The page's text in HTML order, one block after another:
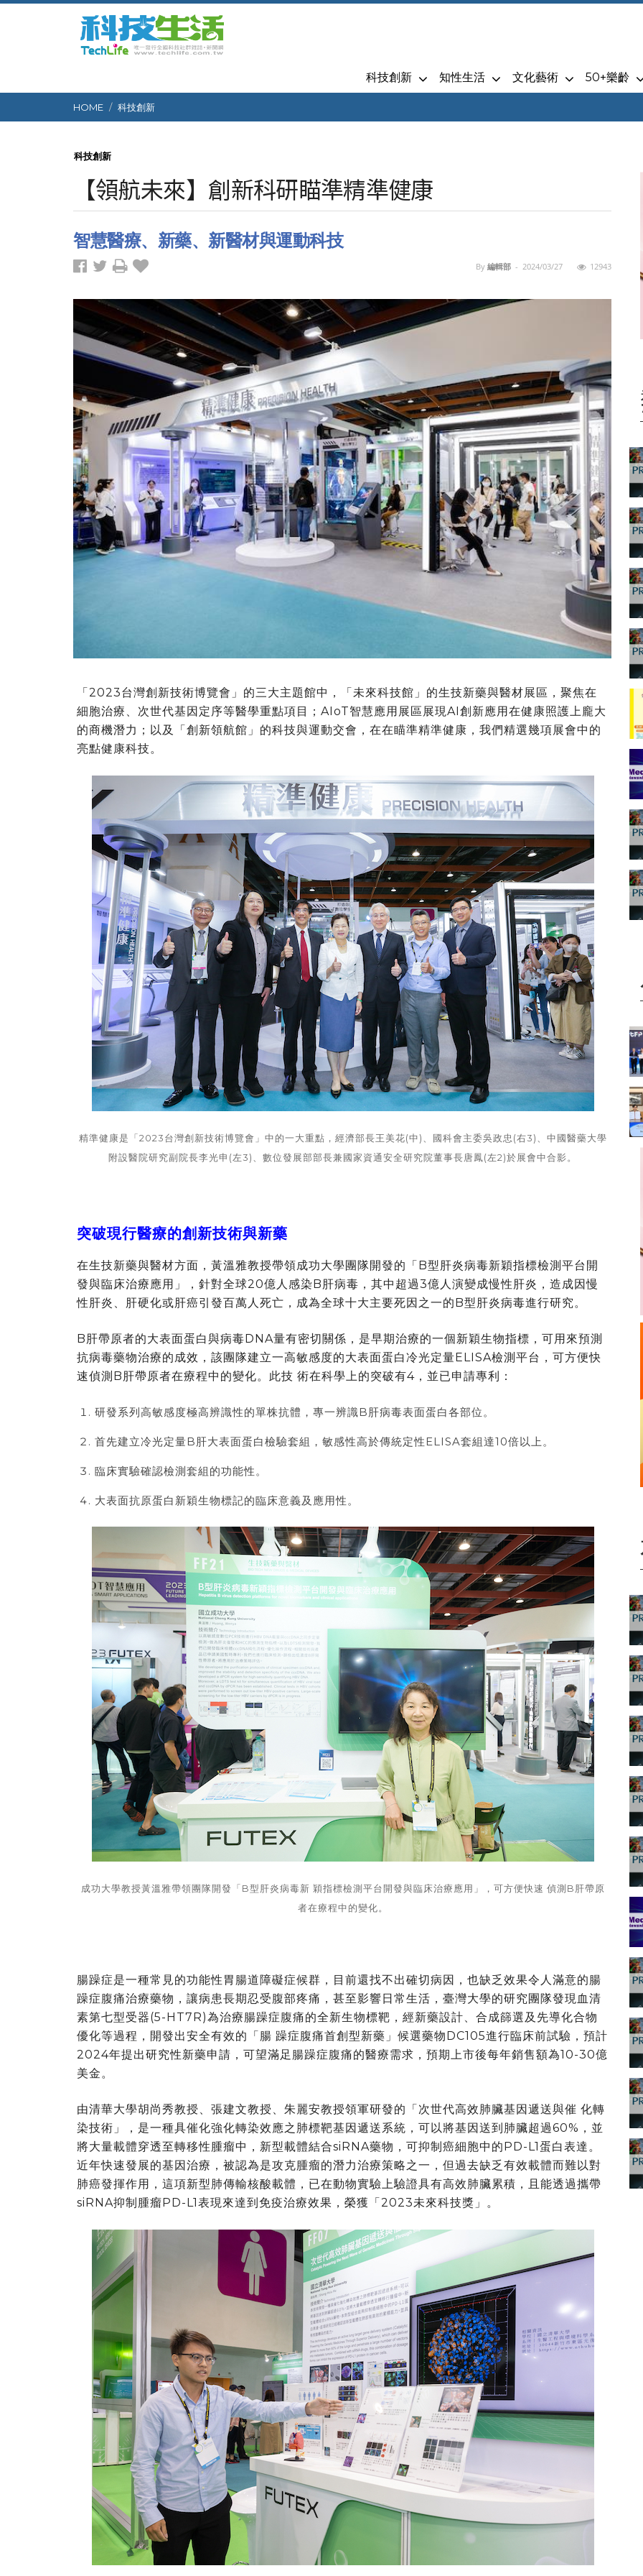
科技創新 知性生活 文化藝術 50+樂齡
HOME 科技創新
科技創新
【領航未來】創新科研瞄準精準健康
智慧醫療、新藥、新醫材與運動科技
By 編輯部 - 2024/03/27 12943
「2023台灣創新技術博覽會」的三大主題館中，「未來科技館」的生技新藥與醫材展區，聚焦在
細胞治療、次世代基因定序等醫學重點項目；AIoT智慧應用展區展現AI創新應用在健康照護上龐大
的商機潛力；以及「創新領航館」的科技與運動交會，在在瞄準精準健康，我們精選幾項展會中的
亮點健康科技。
精準健康是「2023台灣創新技術博覽會」中的一大重點，經濟部長王美花(中)、國科會主委吳政忠(右3)、中國醫藥大學
附設醫院研究副院長李光申(左3)、數位發展部部長兼國家資通安全研究院董事長唐鳳(左2)於展會中合影。
突破現行醫療的創新技術與新藥
在生技新藥與醫材方面，黃溫雅教授帶領成功大學團隊開發的「B型肝炎病毒新穎指標檢測平台開
發與臨床治療應用」，針對全球20億人感染B肝病毒，其中超過3億人演變成慢性肝炎，造成因慢
性肝炎、肝硬化或肝癌引發百萬人死亡，成為全球十大主要死因之一的B型肝炎病毒進行研究。
B肝帶原者的大表面蛋白與病毒DNA量有密切關係，是早期治療的一個新穎生物指標，可用來預測
抗病毒藥物治療的成效，該團隊建立一高敏感度的大表面蛋白冷光定量ELISA檢測平台，可方便快
速偵測B肝帶原者在療程中的變化。此技 術在科學上的突破有4，並已申請專利：
研發系列高敏感度極高辨識性的單株抗體，專一辨識B肝病毒表面蛋白各部位。
首先建立冷光定量B肝大表面蛋白檢驗套組，敏感性高於傳統定性ELISA套組達10倍以上。
臨床實驗確認檢測套組的功能性。
大表面抗原蛋白新穎生物標記的臨床意義及應用性。
成功大學教授黃溫雅帶領團隊開發「B型肝炎病毒新 穎指標檢測平台開發與臨床治療應用」，可方便快速 偵測B肝帶原
者在療程中的變化。
腸躁症是一種常見的功能性胃腸道障礙症候群，目前還找不出確切病因，也缺乏效果令人滿意的腸
躁症腹痛治療藥物，讓病患長期忍受腹部疼痛，甚至影響日常生活，臺灣大學的研究團隊發現血清
素第七型受器(5-HT7R)為治療腸躁症腹痛的全新生物標靶，經新藥設計、合成篩選及先導化合物
優化等過程，開發出安全有效的「腸 躁症腹痛首創型新藥」候選藥物DC105進行臨床前試驗，預計
2024年提出研究性新藥申請，可望滿足腸躁症腹痛的醫療需求，預期上市後每年銷售額為10-30億
美金。
由清華大學胡尚秀教授、張建文教授、朱麗安教授領軍研發的「次世代高效肺臟基因遞送與催 化轉
染技術」，是一種具催化強化轉染效應之肺標靶基因遞送系統，可以將基因送到肺臟超過60%，並
將大量載體穿透至轉移性腫瘤中，新型載體結合siRNA藥物，可抑制癌細胞中的PD-L1蛋白表達。
近年快速發展的基因治療，被認為是攻克腫瘤的潛力治療策略之一，但過去缺乏有效載體而難以對
肺癌發揮作用，這項新型肺傳輸核酸載體，已在動物實驗上驗證具有高效肺臟累積，且能透過攜帶
siRNA抑制腫瘤PD-L1表現來達到免疫治療效果，榮獲「2023未來科技獎」。